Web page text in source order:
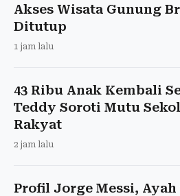
Akses Wisata Gunung
Ditutup
1 jam lalu
43 Ribu Anak Kembali
Teddy Soroti Mutu
Rakyat
2 jam lalu
Profil Jorge Messi,